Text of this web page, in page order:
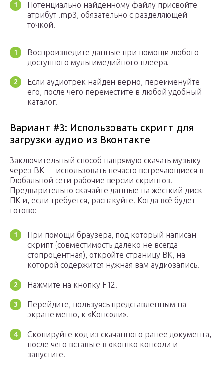
Потенциально найденному файлу присвойте
атрибут .mp3, обязательно с разделяющей
точкой.
Воспроизведите данные при помощи любого
доступного мультимедийного плеера.
Если аудиотрек найден верно, переименуйте
его, после чего переместите в любой удобный
каталог.
Вариант #3: Использовать скрипт для
загрузки аудио из Вконтакте
Заключительный способ напрямую скачать музыку
через ВК — использовать нечасто встречающиеся в
Глобальной сети рабочие версии скриптов.
Предварительно скачайте данные на жёсткий диск
ПК и, если требуется, распакуйте. Когда всё будет
готово:
При помощи браузера, под который написан
скрипт (совместимость далеко не всегда
стопроцентная), откройте страницу ВК, на
которой содержится нужная вам аудиозапись.
Нажмите на кнопку F12.
Перейдите, пользуясь представленным на
экране меню, к «Консоли».
Скопируйте код из скачанного ранее документа,
после чего вставьте в окошко консоли и
запустите.